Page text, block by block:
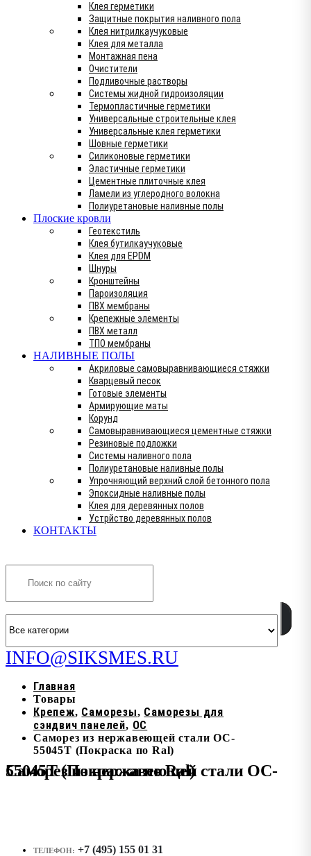
Клея герметики
Защитные покрытия наливного пола
Клея нитрилкаучуковые
Клея для металла
Монтажная пена
Очистители
Подливочные растворы
Системы жидной гидроизоляции
Термопластичные герметики
Универсальные строительные клея
Универсальные клея герметики
Шовные герметики
Силиконовые герметики
Эластичные герметики
Цементные плиточные клея
Ламели из углеродного волокна
Полиуретановые наливные полы
Плоские кровли
Геотекстиль
Клея бутилкаучуковые
Клея для EPDM
Шнуры
Кронштейны
Пароизоляция
ПВХ мембраны
Крепежные элементы
ПВХ металл
ТПО мембраны
НАЛИВНЫЕ ПОЛЫ
Акриловые самовыравнивающиеся стяжки
Кварцевый песок
Готовые элементы
Армирующие маты
Корунд
Самовыравнивающиеся цементные стяжки
Резиновые подложки
Системы наливного пола
Полиуретановые наливные полы
Упрочняющий верхний слой бетонного пола
Эпоксидные наливные полы
Клея для деревянных полов
Устрйство деревянных полов
КОНТАКТЫ
INFO@SIKSMES.RU
Главная
Товары
Крепеж, Саморезы, Саморезы для
сэндвич панелей, OC
Саморез из нержавеющей стали OC-
55045T (Покраска по Ral)
Саморез из нержавеющей стали OC-55045T (Покраска по Ral)
ТЕЛЕФОН: +7 (495) 155 01 31